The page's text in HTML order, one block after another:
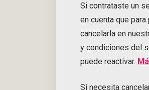
Si contrataste un
en cuenta que
cancelarla en
y condiciones del
puede reactivar.
Si necesita